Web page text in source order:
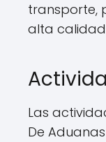
transporte,
alta calidad
Las
De